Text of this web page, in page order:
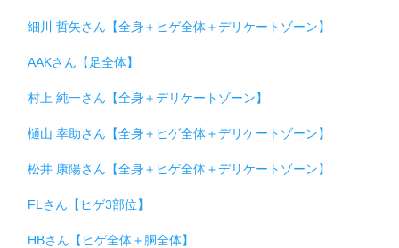
細川 哲矢さん【全身＋ヒゲ全体＋デリケートゾーン】
AAKさん【足全体】
村上 純一さん【全身＋デリケートゾーン】
樋山 幸助さん【全身＋ヒゲ全体＋デリケートゾーン】
松井 康陽さん【全身＋ヒゲ全体＋デリケートゾーン】
FLさん【ヒゲ3部位】
HBさん【ヒゲ全体＋胴全体】